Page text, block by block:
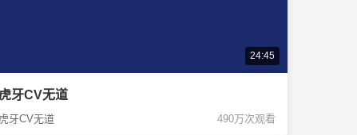
24:45
虎牙CV无道
虎牙CV无道 490万次观看